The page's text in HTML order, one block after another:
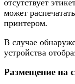
отсутствует
может
принтером.
В случае
устройства
Размещение на